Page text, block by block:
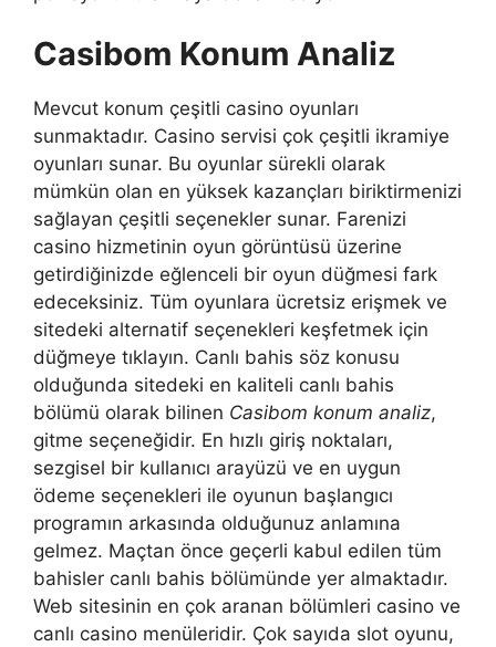
Casibom Konum Analiz
Mevcut konum çeşitli casino oyunları
sunmaktadır. Casino servisi çok çeşitli ikramiye
oyunları sunar. Bu oyunlar sürekli olarak
mümkün olan en yüksek kazançları biriktirmenizi
sağlayan çeşitli seçenekler sunar. Farenizi
casino hizmetinin oyun görüntüsü üzerine
getirdiğinizde eğlenceli bir oyun düğmesi fark
edeceksiniz. Tüm oyunlara ücretsiz erişmek ve
sitedeki alternatif seçenekleri keşfetmek için
düğmeye tıklayın. Canlı bahis söz konusu
olduğunda sitedeki en kaliteli canlı bahis
bölümü olarak bilinen Casibom konum analiz,
gitme seçeneğidir. En hızlı giriş noktaları,
sezgisel bir kullanıcı arayüzü ve en uygun
ödeme seçenekleri ile oyunun başlangıcı
programın arkasında olduğunuz anlamına
gelmez. Maçtan önce geçerli kabul edilen tüm
bahisler canlı bahis bölümünde yer almaktadır.
Web sitesinin en çok aranan bölümleri casino ve
canlı casino menüleridir. Çok sayıda slot oyunu,